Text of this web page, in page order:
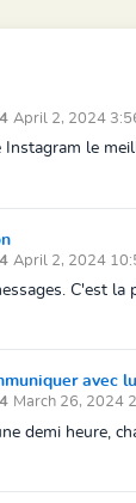
April 2, 2024
le
April 2, 2024
C'est
avec
March 26, 2024
demi heure,